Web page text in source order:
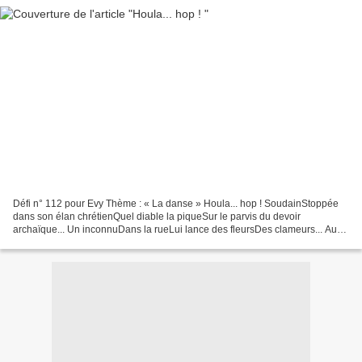
Défi n° 112 pour Evy Thème : « La danse » Houla... hop ! SoudainStoppée
dans son élan chrétienQuel diable la piqueSur le parvis du devoir
archaïque... Un inconnuDans la rueLui lance des fleursDes clameurs... Au